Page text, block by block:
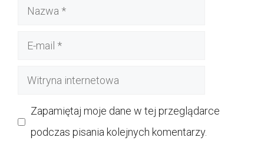
Nazwa
Witryna
Zapamiętaj moje dane w tej przeglądarce
podczas pisania kolejnych komentarzy.